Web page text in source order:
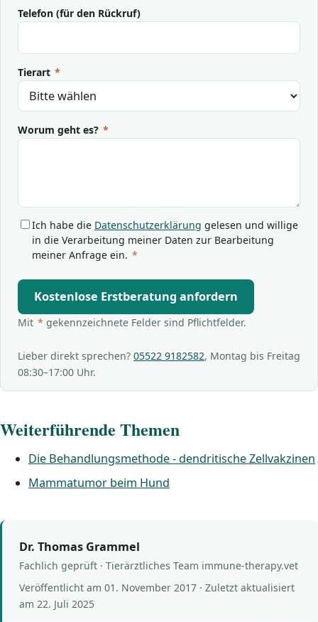
Telefon (für den Rückruf)
Tierart *
Worum geht es? *
Ich habe die Datenschutzerklärung gelesen und willige
in die Verarbeitung meiner Daten zur Bearbeitung
meiner Anfrage ein. *
Kostenlose Erstberatung anfordern
Mit * gekennzeichnete Felder sind Pflichtfelder.
Lieber direkt sprechen? 05522 9182582, Montag bis Freitag
08:30–17:00 Uhr.
Weiterführende Themen
Die Behandlungsmethode - dendritische Zellvakzinen
Mammatumor beim Hund
Dr. Thomas Grammel
Fachlich geprüft · Tierärztliches Team immune-therapy.vet
Veröffentlicht am 01. November 2017 · Zuletzt aktualisiert
am 22. Juli 2025